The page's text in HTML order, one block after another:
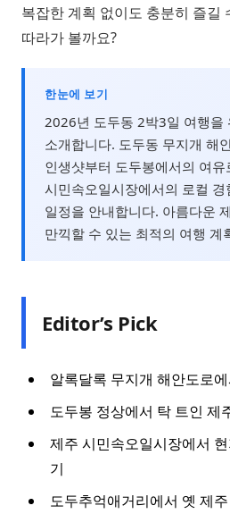
복잡한 계획 없이도 충분히 즐길
따라가 볼까요?
한눈에 보기
2026년 도두동 2박3일 여행을
소개합니다. 도두동 무지개 해
인생샷부터 도두봉에서의 여유
시민속오일시장에서의 로컬
일정을 안내합니다. 아름다운
만끽할 수 있는 최적의 여행 계
Editor’s Pick
알록달록 무지개 해안도로
도두봉 정상에서 탁 트인 제
제주 시민속오일시장에서
기
도두추억애거리에서 옛 제